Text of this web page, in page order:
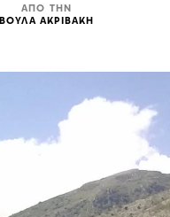
ΑΠΟ ΤΗΝ
ΒΟΥΛΑ ΑΚΡΙΒΑΚΗ